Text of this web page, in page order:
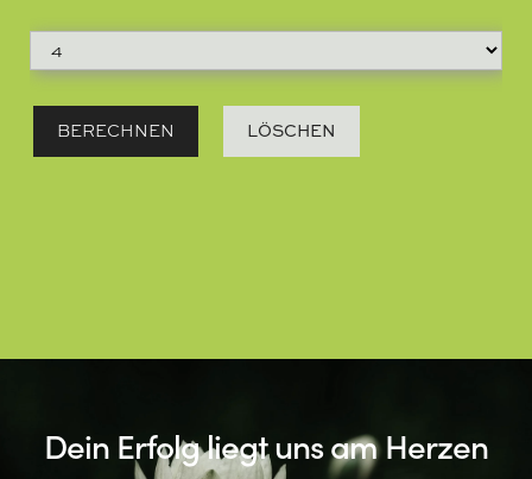
Dein Erfolg liegt uns am Herzen